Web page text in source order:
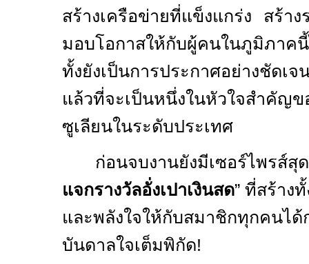
สร้างเครือข่ายที่แข็งแกร่ง สร้า
มอบโอกาสให้กับผู้คนในภูมิภาคนี้
ทั้งยังเป็นการประกาศอย่างชัดเ
แล้วที่จะเป็นหนึ่งในหัวใจสำคัญข
ซูเลียนในระดับประเทศ
ก่อนจบงานยังมีเซอร์ไพรส์
แจกรางวัลอั่งเปาเงินสด” ที่สร้างทั้
และพลังใจให้กับสมาชิกทุกคนไ
บันดาลใจเต็มพิกัด!